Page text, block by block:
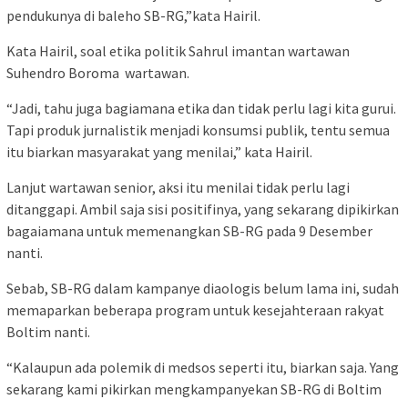
pendukunya di baleho SB-RG,”kata Hairil.
Kata Hairil, soal etika politik Sahrul imantan wartawan
Suhendro Boroma wartawan.
“Jadi, tahu juga bagiamana etika dan tidak perlu lagi kita gurui.
Tapi produk jurnalistik menjadi konsumsi publik, tentu semua
itu biarkan masyarakat yang menilai,” kata Hairil.
Lanjut wartawan senior, aksi itu menilai tidak perlu lagi
ditanggapi. Ambil saja sisi positifinya, yang sekarang dipikirkan
bagaiamana untuk memenangkan SB-RG pada 9 Desember
nanti.
Sebab, SB-RG dalam kampanye diaologis belum lama ini, sudah
memaparkan beberapa program untuk kesejahteraan rakyat
Boltim nanti.
“Kalaupun ada polemik di medsos seperti itu, biarkan saja. Yang
sekarang kami pikirkan mengkampanyekan SB-RG di Boltim